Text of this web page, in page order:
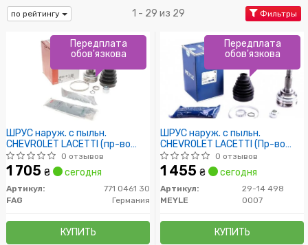
по рейтингу 1 - 29 из 29 Фильтры
ШРУС наруж. с пыльн.
CHEVROLET LACETTI (пр-во
FAG)
0 отзывов
1 705 ₴ сегодня
Артикул:
771 0461 30
FAG
Германия
КУПИТЬ
Передплата
обов'язкова
ШРУС наруж. с пыльн.
CHEVROLET LACETTI (Пр-во
MEYLE)
0 отзывов
1 455 ₴ сегодня
Артикул:
29-14 498
0007
MEYLE
КУПИТЬ
Передплата
обов'язкова